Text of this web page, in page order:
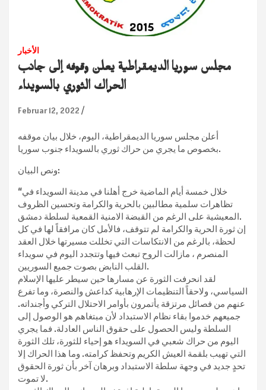
الأخبار
مجلس سوريا الديمقراطية يعلن وقوفه إلى جانب
الحراك الثوري بالسويداء
Februar 12, 2022
أعلن مجلس سوريا الديمقراطية، اليوم، خلال بيان موقفه
بخصوص ما يجري من حراك ثوري بالسويداء جنوب سوريا.
ونص البيان:
“خلال خمسة أيام الماضية خرج أهلنا في مدينة السويداء في
تظاهرات سلمية مطالبين بالحرية والكرامة وتحسين الظروف
المعيشية على الرغم من القبضة الامنية القمعية لسلطة دمشق.
إن ثورة الحرية والكرامة لم تتوقف، فالأمل كان مرافقاً لها في كل
لحظة، بالرغم من الانتكاسات التي تخللت مسيرتها خلال العقد
المنصرم ، مازالت الروح تبعث فيها وتتجدد اليوم في سويداء
القلب النابض بصوت جميع السوريين.
لقد انحرفت الثورة عن مسارها حين سيطر عليها الإسلام
السياسي، ولاحقاً التنظيمات الإرهابية كداعش والنصرة، وما تفرع
عنهم من فصائل مرتزقة يأتمرون بأوامر الاحتلال التركي وأجنداته.
جميعهم خدموا بقاء نظام الاستبداد لأن مبتغاهم هو الوصول إلى
السلطة وليس الحصول على حقوق الناس العادلة. فما يجري
اليوم من حراك شعبي في السويداء هو إحياء للثورة، تلك الثورة
التي تهيب بلقمة العيش الكريم وتحفظ كرامته. وما هذا الحراك إلا
تحدٍ جديد في وجهة سلطة الاستبداد وبرهان آخر بأن ثورة الحقوق
لا تموت.